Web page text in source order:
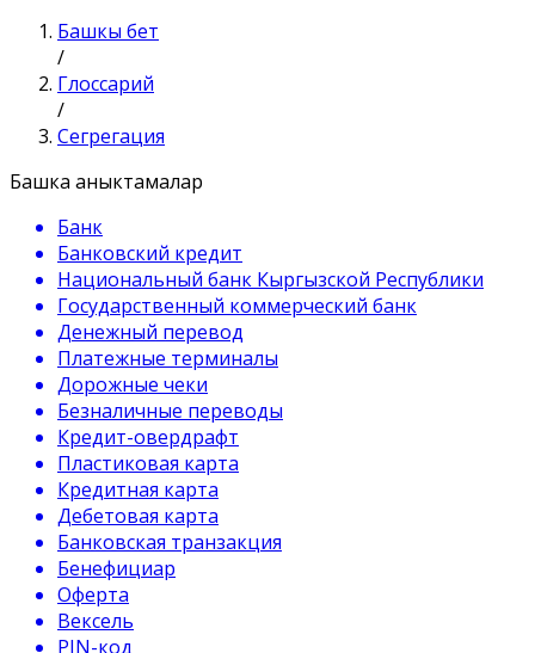
Башкы бет
/
Глоссарий
/
Сегрегация
Башка аныктамалар
Банк
Банковский кредит
Национальный банк Кыргызской Республики
Государственный коммерческий банк
Денежный перевод
Платежные терминалы
Дорожные чеки
Безналичные переводы
Кредит-овердрафт
Пластиковая карта
Кредитная карта
Дебетовая карта
Банковская транзакция
Бенефициар
Оферта
Вексель
PIN-код